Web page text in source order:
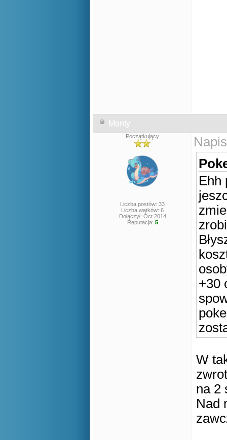
Monty
Początkujący
Liczba postów: 33
Liczba wątków: 6
Dołączył: Oct 2014
Reputacja: 5
Ehh
+30
W
na 2
Nad